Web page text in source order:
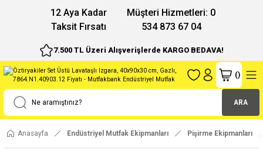
12 Aya Kadar
Taksit Fırsatı
Müşteri Hizmetleri: 0
534 873 67 04
7.500 TL Üzeri Alışverişlerde KARGO BEDAVA!
ARA
()
Anasayfa Endüstriyel Mutfak Ekipmanları Pişirme Ekipmanları